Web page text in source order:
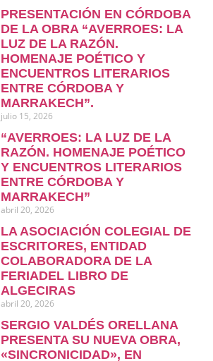
PRESENTACIÓN EN CÓRDOBA
DE LA OBRA “AVERROES: LA
LUZ DE LA RAZÓN.
HOMENAJE POÉTICO Y
ENCUENTROS LITERARIOS
ENTRE CÓRDOBA Y
MARRAKECH”.
julio 15, 2026
“AVERROES: LA LUZ DE LA
RAZÓN. HOMENAJE POÉTICO
Y ENCUENTROS LITERARIOS
ENTRE CÓRDOBA Y
MARRAKECH”
abril 20, 2026
LA ASOCIACIÓN COLEGIAL DE
ESCRITORES, ENTIDAD
COLABORADORA DE LA
FERIADEL LIBRO DE
ALGECIRAS
abril 20, 2026
SERGIO VALDÉS ORELLANA
PRESENTA SU NUEVA OBRA,
«SINCRONICIDAD», EN